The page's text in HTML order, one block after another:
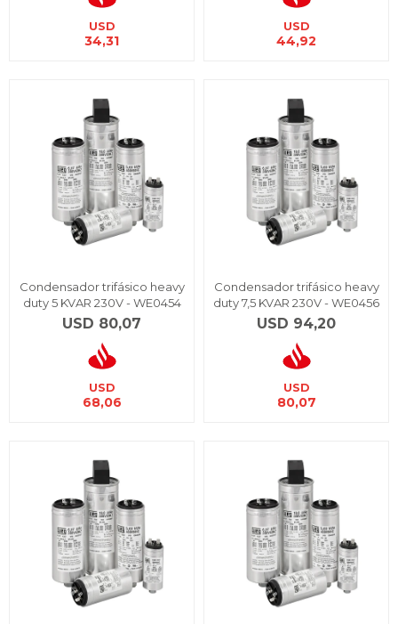
USD
34,31
USD
44,92
Condensador trifásico heavy
duty 5 KVAR 230V - WE0454
USD 80,07
USD
68,06
Condensador trifásico heavy
duty 7,5 KVAR 230V - WE0456
USD 94,20
USD
80,07